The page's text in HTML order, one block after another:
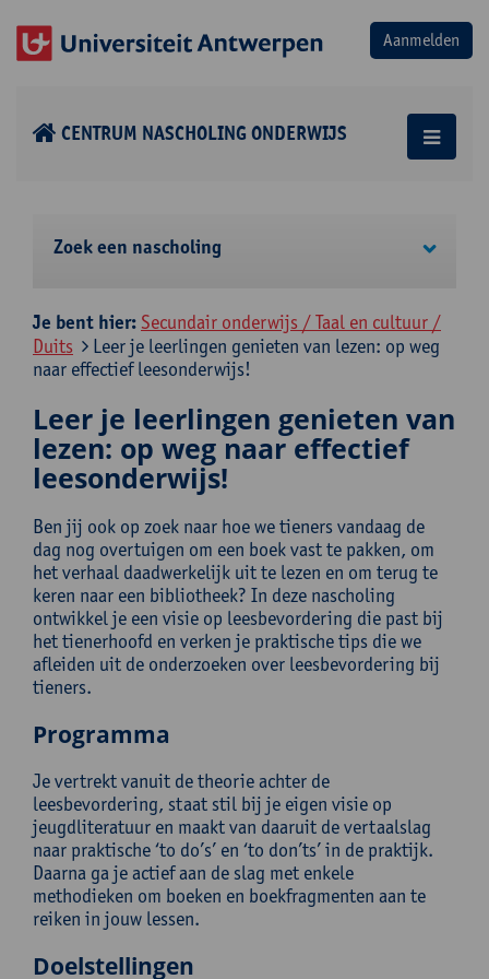
CENTRUM NASCHOLING ONDERWIJS
Zoek een nascholing
Je bent hier: Secundair onderwijs / Taal en cultuur /
Duits
Leer je leerlingen genieten van lezen: op weg
naar effectief leesonderwijs!
Leer je leerlingen genieten van
lezen: op weg naar effectief
leesonderwijs!
Ben jij ook op zoek naar hoe we tieners vandaag de
dag nog overtuigen om een boek vast te pakken, om
het verhaal daadwerkelijk uit te lezen en om terug te
keren naar een bibliotheek? In deze nascholing
ontwikkel je een visie op leesbevordering die past bij
het tienerhoofd en verken je praktische tips die we
afleiden uit de onderzoeken over leesbevordering bij
tieners.
Programma
Je vertrekt vanuit de theorie achter de
leesbevordering, staat stil bij je eigen visie op
jeugdliteratuur en maakt van daaruit de vertaalslag
naar praktische ‘to do’s’ en ‘to don’ts’ in de praktijk.
Daarna ga je actief aan de slag met enkele
methodieken om boeken en boekfragmenten aan te
reiken in jouw lessen.
Doelstellingen